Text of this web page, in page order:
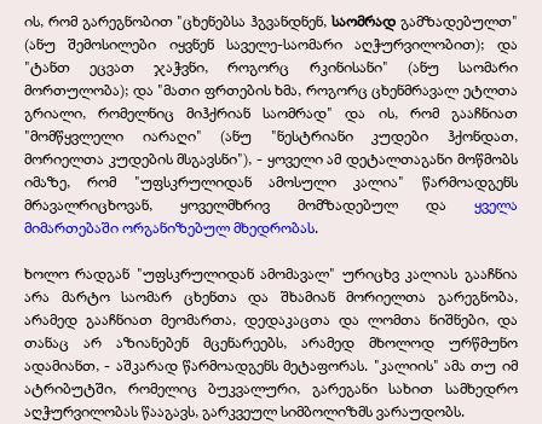
ის, რომ გარეგნობით "ცხენებსა ჰგვანდნენ, საომრადგამზადებულთ"
(ანუ შემოსილები იყვნენ საველე-საომარი აღჭურვილობით); და
"ტანთ ეცვათ ჯაჭვნი, როგორც რკინისანი" (ანუ საომარი
მორთულობა); და "მათი ფრთების ხმა, როგორც ცხენმრავალ ეტლთა
გრიალი, რომელნიც მიჰქრიან საომრად" და ის, რომ გააჩნიათ
"მომწყვლელი იარაღი" (ანუ "ნესტრიანი კუდები ჰქონდათ,
მორიელთა კუდების მსგავსნი"), - ყოველი ამ დეტალთაგანი მოწმობს
იმაზე, რომ "უფსკრულიდან ამოსული კალია" წარმოადგენს
მრავალრიცხოვან, ყოველმხრივ მომზადებულ და ყველა
მიმართებაში ორგანიზებულ მხედრობას.
ხოლო რადგან "უფსკრულიდან ამომავალ" ურიცხვ კალიას გააჩნია
არა მარტო საომარ ცხენთა და შხამიან მორიელთა გარეგნობა,
არამედ გააჩნიათ მეომართა, დედაკაცთა და ლომთა ნიშნები, და
თანაც არ აზიანებენ მცენარეებს, არამედ მხოლოდ ურწმუნო
ადამიანთ, - აშკარად წარმოადგენს მეტაფორას. "კალიის" ამა თუ იმ
ატრიბუტში, რომელიც ბუკვალური, გარეგანი სახით სამხედრო
აღჭურვილობას წააგავს, გარკვეულ სიმბოლიზმს ვარაუდობს.